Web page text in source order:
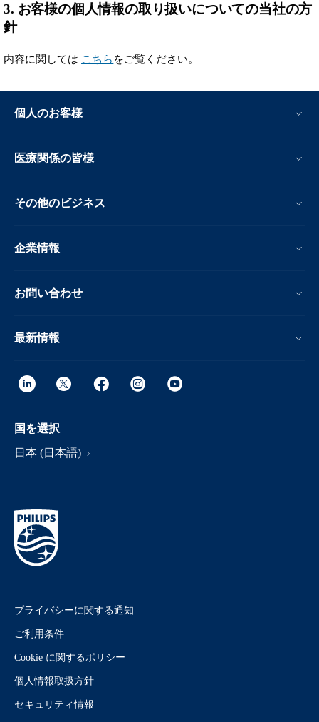
3. お客様の個人情報の取り扱いについての当社の方
針
内容に関しては こちら をご覧ください。
個人のお客様
医療関係の皆様
その他のビジネス
企業情報
お問い合わせ
最新情報
国を選択
日本 (日本語)
プライバシーに関する通知
ご利用条件
Cookie に関するポリシー
個人情報取扱方針
セキュリティ情報